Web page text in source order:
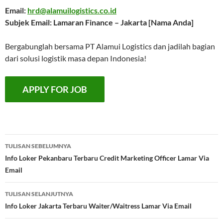
Email: hrd@alamuilogistics.co.id
Subjek Email: Lamaran Finance – Jakarta [Nama Anda]
Bergabunglah bersama PT Alamui Logistics dan jadilah bagian
dari solusi logistik masa depan Indonesia!
Navigasi
Tulisan
TULISAN SEBELUMNYA
Info Loker Pekanbaru Terbaru Credit Marketing Officer Lamar Via
Email
TULISAN SELANJUTNYA
Info Loker Jakarta Terbaru Waiter/Waitress Lamar Via Email